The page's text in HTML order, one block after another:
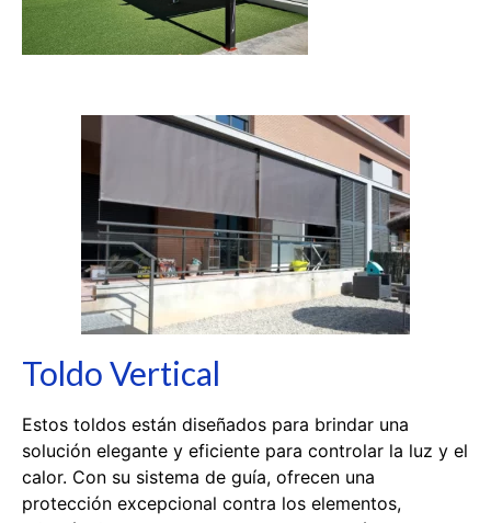
Toldo Vertical
Estos toldos están diseñados para brindar una
solución elegante y eficiente para controlar la luz y el
calor. Con su sistema de guía, ofrecen una
protección excepcional contra los elementos,